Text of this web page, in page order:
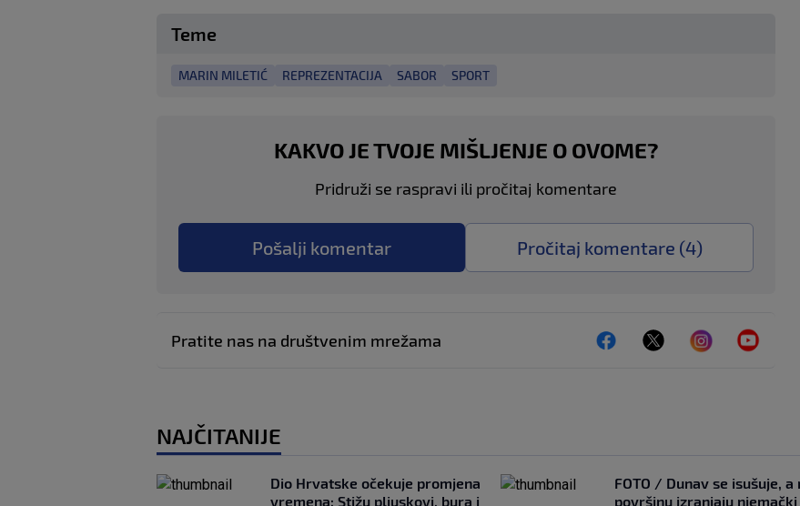
Teme
MARIN MILETIĆ REPREZENTACIJA SABOR SPORT
KAKVO JE TVOJE MIŠLJENJE O OVOME?
Pridruži se raspravi ili pročitaj komentare
Pošalji komentar Pročitaj komentare (4)
Pratite nas na društvenim mrežama
NAJČITANIJE
Dio Hrvatske očekuje promjena
vremena: Stižu pljuskovi, bura i
FOTO / Dunav se isušuje, a
površinu izranjaju njemački